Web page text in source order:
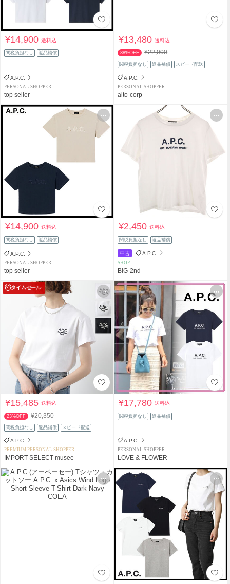
¥14,900送料込
関税負担なし 返品補償
A.P.C.
PERSONAL SHOPPER
top seller
¥13,480送料込
38%OFF ¥22,000
関税負担なし 返品補償 スピード配送
A.P.C.
PERSONAL SHOPPER
alto-corp
¥14,900送料込
関税負担なし 返品補償
A.P.C.
PERSONAL SHOPPER
top seller
¥2,450送料込
関税負担なし 返品補償
中古 A.P.C.
SHOP
BIG-2nd
タイムセール
¥15,485送料込
23%OFF ¥20,350
関税負担なし 返品補償 スピード配送
A.P.C.
PREMIUM PERSONAL SHOPPER
IMPORT SELECT musee
¥17,780送料込
関税負担なし 返品補償
A.P.C.
PERSONAL SHOPPER
LOVE & FLOWER